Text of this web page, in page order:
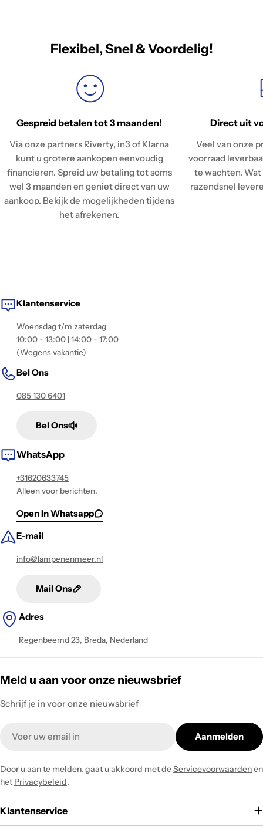
Flexibel, Snel & Voordelig!
Gespreid betalen tot 3 maanden!
Via onze partners Riverty, in3 of Klarna
kunt u grotere aankopen eenvoudig
financieren. Spreid uw betaling tot soms
wel 3 maanden en geniet direct van uw
aankoop. Bekijk de mogelijkheden tijdens
het afrekenen.
Direct uit
Veel van onze
voorraad
te wachten.
razendsnel
Klantenservice
Woensdag t/m zaterdag
10:00 - 13:00 | 14:00 - 17:00
(Wegens vakantie)
Bel Ons
085 130 6401
Bel Ons
WhatsApp
+31620633745
Alleen voor berichten.
Open In Whatsapp
E-mail
info@lampenenmeer.nl
Mail Ons
Adres
Regenbeemd 23, Breda, Nederland
Meld u aan voor onze nieuwsbrief
Schrijf je in voor onze nieuwsbrief
Aanmelden
Door u aan te melden, gaat u akkoord met deServicevoorwaardenen
het Privacybeleid.
Klantenservice